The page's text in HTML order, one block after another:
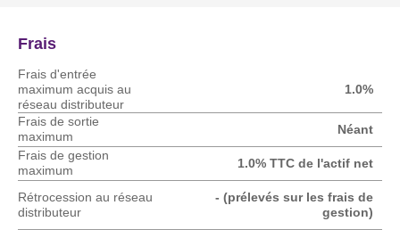
Frais
Frais d'entrée
maximum acquis au
réseau distributeur
1.0%
Frais de sortie
maximum
Néant
Frais de gestion
maximum
1.0% TTC de l'actif net
Rétrocession au réseau
distributeur
- (prélevés sur les frais de
gestion)